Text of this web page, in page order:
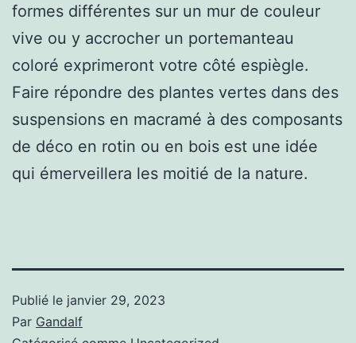
formes différentes sur un mur de couleur
vive ou y accrocher un portemanteau
coloré exprimeront votre côté espiègle.
Faire répondre des plantes vertes dans des
suspensions en macramé à des composants
de déco en rotin ou en bois est une idée
qui émerveillera les moitié de la nature.
Publié le janvier 29, 2023
Par Gandalf